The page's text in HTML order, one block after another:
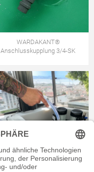
WARDAKANT®
Anschlusskupplung 3/4-SK